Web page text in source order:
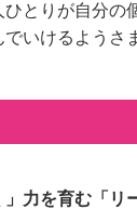
とりが自分の
でいけるようさ
」力を育む「リ